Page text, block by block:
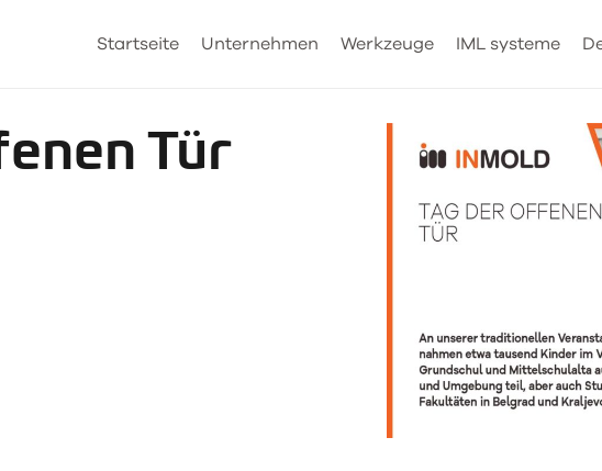
Startseite Unternehmen Werkzeuge IML systeme
Tür